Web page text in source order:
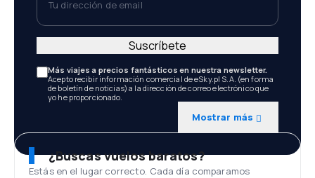
Más viajes a precios fantásticos en nuestra newsletter.
Acepto recibir información comercial de eSky.pl S.A. (en forma
de boletín de noticias) a la dirección de correo electrónico que
yo he proporcionado.
Mostrar más
Suscríbete
¿Buscas vuelos baratos?
Estás en el lugar correcto. Cada día comparamos